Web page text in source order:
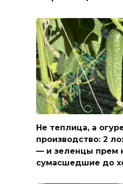
Не теплица, а
производство: 2
— и зеленцы прем
сумасшедшие до